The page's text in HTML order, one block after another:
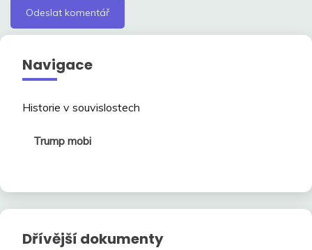
Navigace
Historie v souvislostech
Trump mobi
Dřívější dokumenty